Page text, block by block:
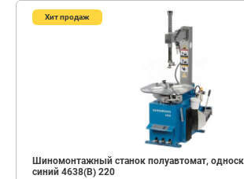
Хит продаж
Шиномонтажный станок полуавтомат,
синий 4638(B) 220